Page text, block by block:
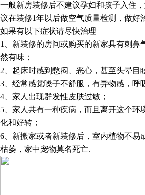
一般新房装修后不建议孕妇和孩子入住
议在装修1年以后做空气质量检测，做好
如果有以下症状请尽快治理
1
、新装修的房间或购买的新家具有刺鼻
然有味；
2 、起床时感到憋闷、恶心，甚至头晕目
3 、经常感觉嗓子不舒服，有异物感，呼
4 、家人出现群发性皮肤过敏；
5 、家人共有一种疾病，而且离开这个
化和好转；
6 、新搬家或者新装修后，室内植物不易
枯萎，家中宠物莫名死亡.